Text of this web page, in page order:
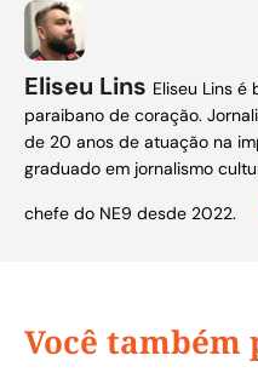
Eliseu Lins Eliseu Lins é
paraibano de coração.
de 20 anos de atuação na
graduado em jornalismo
chefe do NE9 desde 2022.
Você também